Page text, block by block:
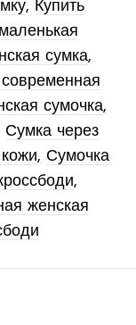
, Купить
маленькая
сумка,
современная
сумочка,
Сумка через
, Сумочка
,
женская